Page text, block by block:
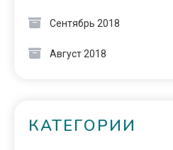
Сентябрь 2018
Август 2018
КАТЕГОРИИ